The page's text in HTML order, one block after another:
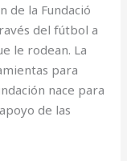
de la Fundació
del fútbol a
le rodean. La
para
nace para
de las